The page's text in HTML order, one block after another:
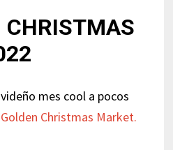
CHRISTMAS
mes cool a pocos
Christmas Market.